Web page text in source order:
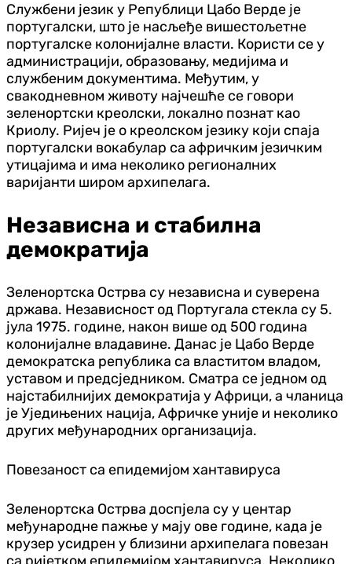
Службени језик у Републици Цабо Верде је
португалски, што је насљеђе вишестољетне
португалске колонијалне власти. Користи се у
администрацији, образовању, медијима и
службеним документима. Међутим, у
свакодневном животу најчешће се говори
зеленортски креолски, локално познат као
Криолу. Ријеч је о креолском језику који спаја
португалски вокабулар са афричким језичким
утицајима и има неколико регионалних
варијанти широм архипелага.
Независна и стабилна
демократија
Зеленортска Острва су независна и суверена
држава. Независност од Португала стекла су 5.
јула 1975. године, након више од 500 година
колонијалне владавине. Данас је Цабо Верде
демократска република са властитом владом,
уставом и предсједником. Сматра се једном од
најстабилнијих демократија у Африци, а чланица
је Уједињених нација, Афричке уније и неколико
других међународних организација.
Повезаност са епидемијом хантавируса
Зеленортска Острва доспјела су у центар
међународне пажње у мају ове године, када је
крузер усидрен у близини архипелага повезан